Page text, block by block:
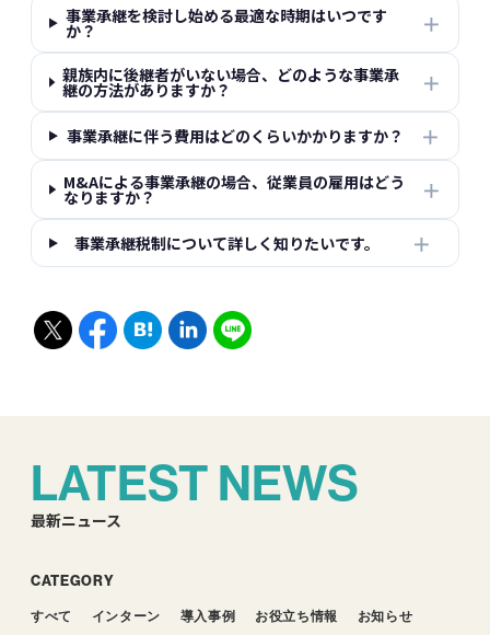
事業承継を検討し始める最適な時期はいつです
か？ ＋
親族内に後継者がいない場合、どのような事業承
継の方法がありますか？ ＋
事業承継に伴う費用はどのくらいかかりますか？ ＋
M&Aによる事業承継の場合、従業員の雇用はどう
なりますか？ ＋
事業承継税制について詳しく知りたいです。 ＋
LATEST NEWS
最新ニュース
CATEGORY
すべて インターン 導入事例 お役立ち情報 お知らせ